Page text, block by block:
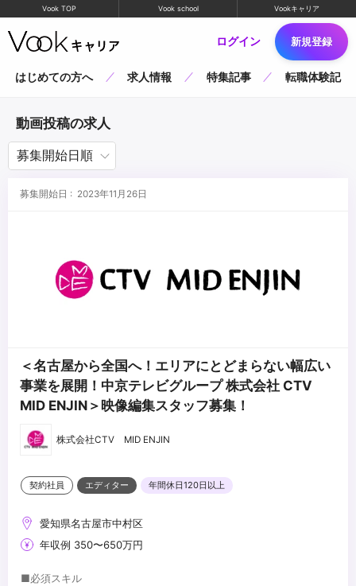
Vook TOP Vook school Vookキャリア
ログイン 新規登録
はじめての方へ 求人情報 特集記事 転職体験記
動画投稿の求人
募集開始日 : 2023年11月26日
＜名古屋から全国へ！エリアにとどまらない幅広い
事業を展開！中京テレビグループ 株式会社 CTV
MID ENJIN＞映像編集スタッフ募集！
株式会社CTV MID ENJIN
契約社員 エディター 年間休日120日以上
愛知県名古屋市中村区
年収例 350〜650万円
■必須スキル